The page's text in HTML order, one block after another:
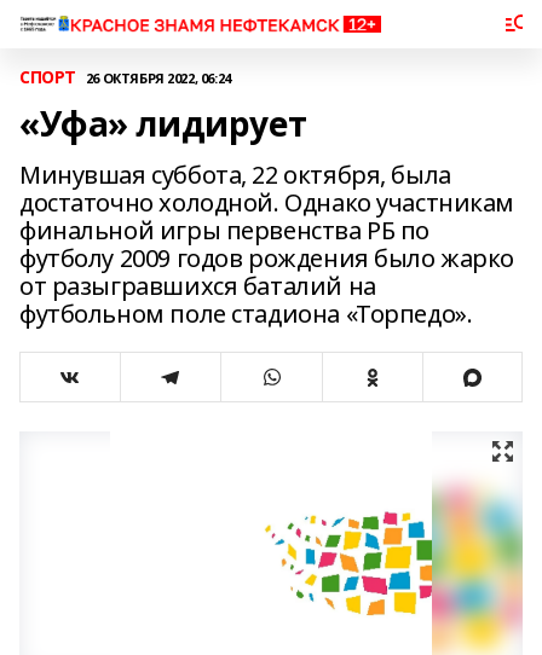
СПОРТ 26 ОКТЯБРЯ 2022, 06:24
«Уфа» лидирует
Минувшая суббота, 22 октября, была
достаточно холодной. Однако участникам
финальной игры первенства РБ по
футболу 2009 годов рождения было жарко
от разыгравшихся баталий на
футбольном поле стадиона «Торпедо».